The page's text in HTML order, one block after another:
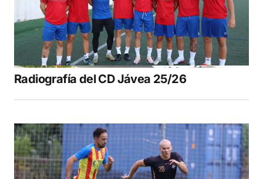
Radiografía del CD Jávea 25/26